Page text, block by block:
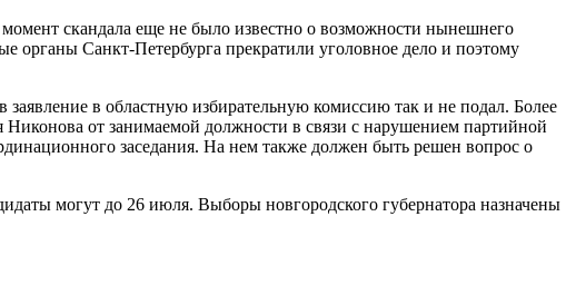
скандала еще не было известно о возможности нынешнего
органы Санкт-Петербурга прекратили уголовное дело и поэтому
в областную избирательную комиссию так и не подал. Более
от занимаемой должности в связи с нарушением партийной
заседания. На нем также должен быть решен вопрос о
могут до 26 июля. Выборы новгородского губернатора назначены